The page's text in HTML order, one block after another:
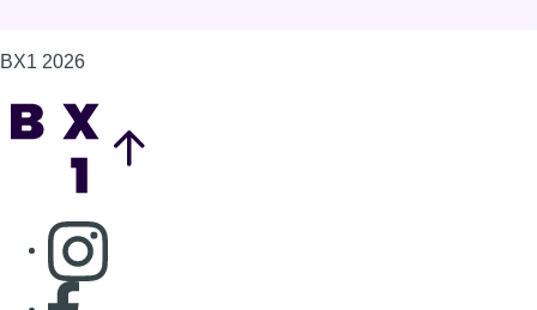
BX1 2026
Consulter page Instagram
Consulter page Facebook